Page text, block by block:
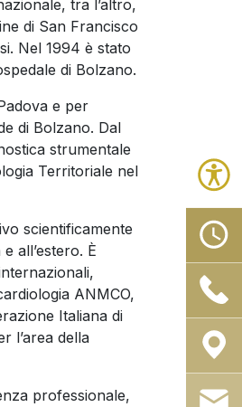
tra l’altro,
di San Francisco
Nel 1994 è stato
di Bolzano.
e per
di Bolzano. Dal
strumentale
Territoriale nel
scientificamente
all’estero. È
ANMCO,
Italiana di
l’area della
professionale,